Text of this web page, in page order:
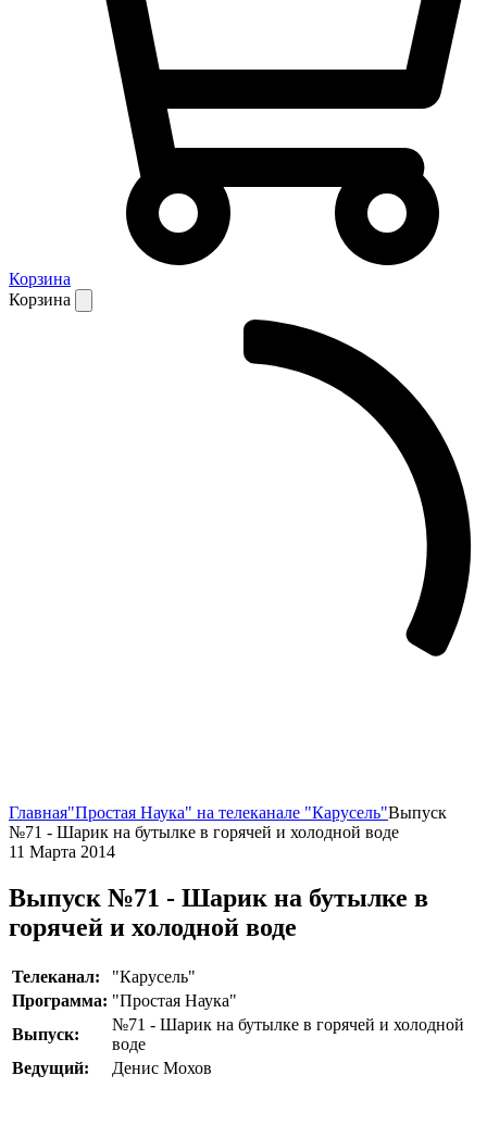
Корзина
Корзина
Главная"Простая Наука" на телеканале "Карусель"Выпуск
№71 - Шарик на бутылке в горячей и холодной воде
11 Марта 2014
Выпуск №71 - Шарик на бутылке в
горячей и холодной воде
Телеканал:
"Карусель"
Программа: "Простая Наука"
Выпуск:
№71 - Шарик на бутылке в горячей и холодной
воде
Ведущий:
Денис Мохов